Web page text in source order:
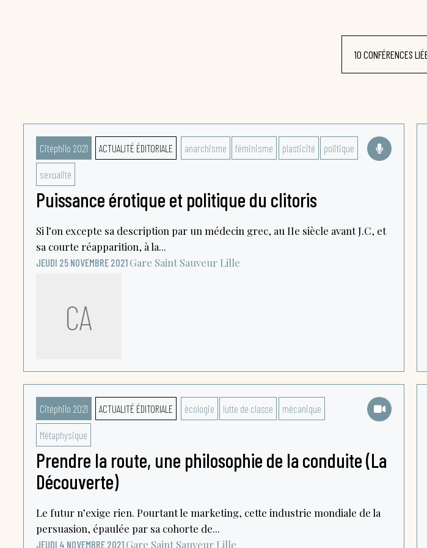
10 CONFÉRENCES
Citéphilo 2021 ACTUALITÉ ÉDITORIALE anarchisme féminisme plasticité politique
sexualité
Puissance érotique et politique du clitoris
Si l’on excepte sa description par un médecin grec, au IIe siècle avant J.C, et
sa courte réapparition, à la...
JEUDI 25 NOVEMBRE 2021 Gare Saint Sauveur Lille
CA
Citéphilo 2021 ACTUALITÉ ÉDITORIALE écologie lutte de classe mécanique
Métaphysique
Prendre la route, une philosophie de la conduite (La
Découverte)
Le futur n’exige rien. Pourtant le marketing, cette industrie mondiale de la
persuasion, épaulée par sa cohorte de...
JEUDI 4 NOVEMBRE 2021 Gare Saint Sauveur Lille